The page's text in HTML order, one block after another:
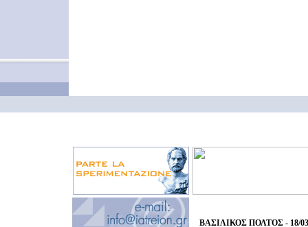
ΒΑΣΙΛΙΚΟΣ ΠΟΛΤΟΣ - 18/